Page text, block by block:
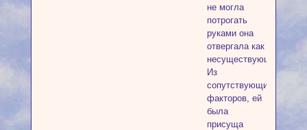
не могла
потрогать
руками она
отвергала как
несуществующее.
Из
сопутствующих
факторов, ей
была
присуща